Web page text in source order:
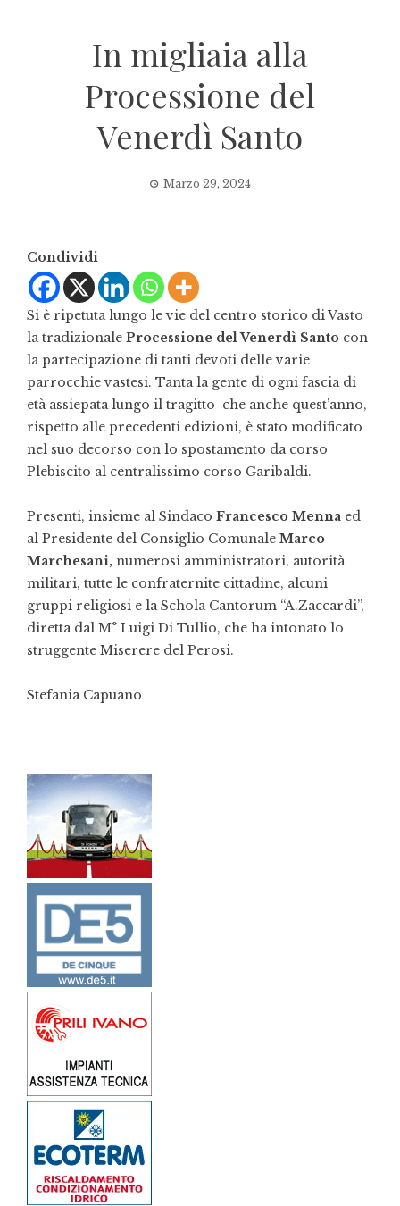
In migliaia alla
Processione del
Venerdì Santo
Marzo 29, 2024
Condividi
Si è ripetuta lungo le vie del centro storico di Vasto
la tradizionale Processione del Venerdì Santo con
la partecipazione di tanti devoti delle varie
parrocchie vastesi. Tanta la gente di ogni fascia di
età assiepata lungo il tragitto che anche quest’anno,
rispetto alle precedenti edizioni, è stato modificato
nel suo decorso con lo spostamento da corso
Plebiscito al centralissimo corso Garibaldi.
Presenti, insieme al Sindaco Francesco Menna ed
al Presidente del Consiglio Comunale Marco
Marchesani, numerosi amministratori, autorità
militari, tutte le confraternite cittadine, alcuni
gruppi religiosi e la Schola Cantorum “A.Zaccardi”,
diretta dal M° Luigi Di Tullio, che ha intonato lo
struggente Miserere del Perosi.
Stefania Capuano